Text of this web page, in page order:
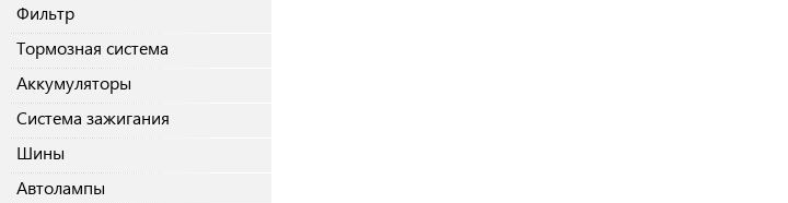
Фильтр
Тормозная система
Аккумуляторы
Система зажигания
Шины
Автолампы